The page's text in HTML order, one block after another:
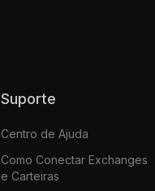
Suporte
Centro de Ajuda
Como Conectar Exchanges
e Carteiras